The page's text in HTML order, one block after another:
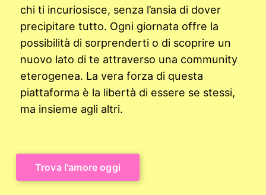
chi ti incuriosisce, senza l’ansia di dover
precipitare tutto. Ogni giornata offre la
possibilità di sorprenderti o di scoprire un
nuovo lato di te attraverso una community
eterogenea. La vera forza di questa
piattaforma è la libertà di essere se stessi,
ma insieme agli altri.
Trova l'amore oggi